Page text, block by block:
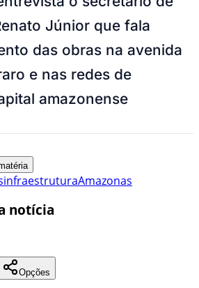
Júnior que fala
das obras na avenida
e nas redes de
amazonense
infraestruturaAmazonas
notícia
Opções